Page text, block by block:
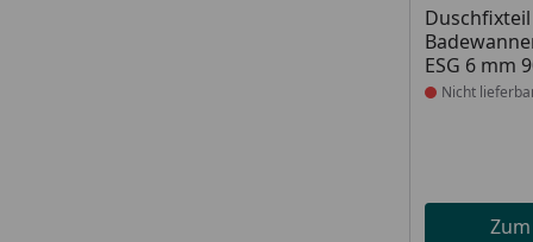
ESG 6 mm
Produkt
Nicht